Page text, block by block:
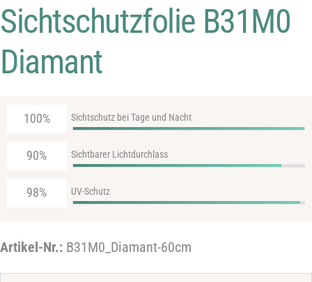
Sichtschutzfolie B31M0
Diamant
100% Sichtschutz bei Tage und Nacht
90% Sichtbarer Lichtdurchlass
98% UV-Schutz
Artikel-Nr.: B31M0_Diamant-60cm